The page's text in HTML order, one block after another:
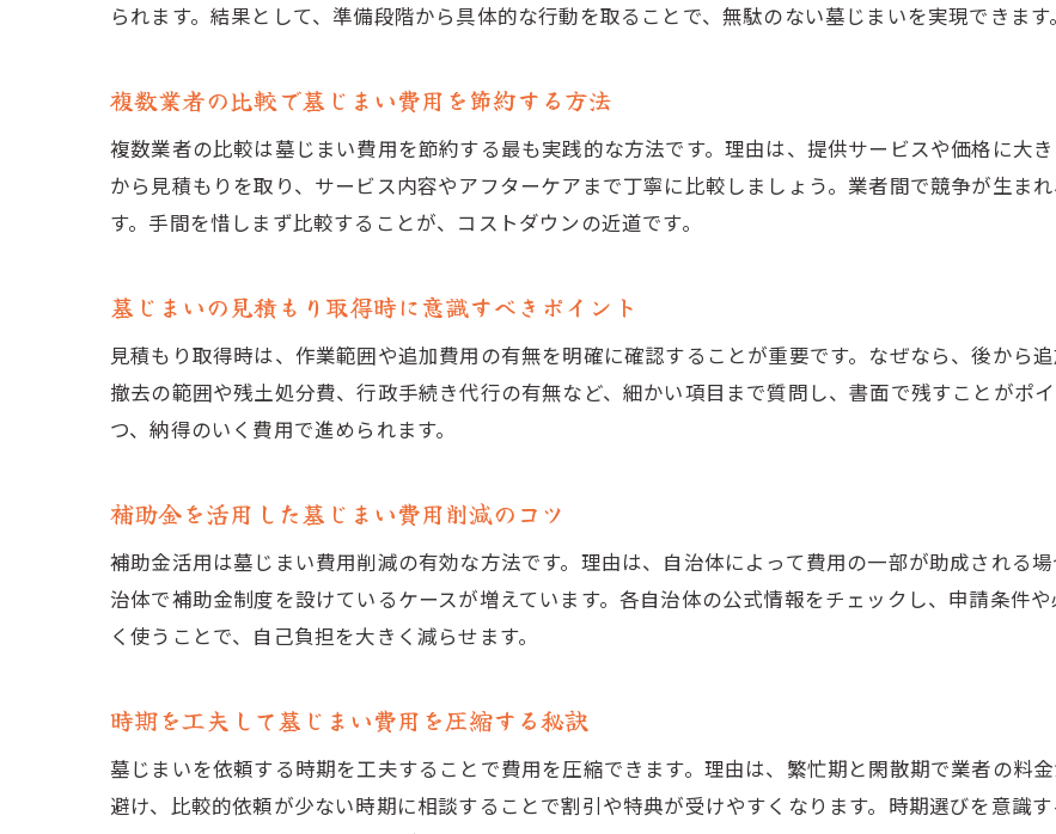
墓じまい補助金申請でよくある疑問と対策
墓じまいを安く済ませたい方への実践ポイント
墓じまい費用を安く済ませる具体的な手順
書類手続きを自分で行い費用を抑える方法
墓じまい業者の選び方で差が出る節約術
家族で協力し墓じまい費用を分担する工夫
口コミや体験談から学ぶ墓じまい安価対策
費用負担を軽減する愛知県の墓じまい最新情報
墓じまい費用の相場と今後の傾向を分析
愛知県で注目される墓じまい費用節約術
必要書類と申請手順で費用を抑える方法
墓じまい業者への依頼から完了までの流れ
られます。結果として、準備段階から具体的な行動を取ることで、無駄のない墓じまいを実現できます。
複数業者の比較で墓じまい費用を節約する方法
複数業者の比較は墓じまい費用を節約する最も実践的な方法です。理由は、提供サービスや価格に大
から見積もりを取り、サービス内容やアフターケアまで丁寧に比較しましょう。業者間で競争が生ま
す。手間を惜しまず比較することが、コストダウンの近道です。
墓じまいの見積もり取得時に意識すべきポイント
見積もり取得時は、作業範囲や追加費用の有無を明確に確認することが重要です。なぜなら、後から
撤去の範囲や残土処分費、行政手続き代行の有無など、細かい項目まで質問し、書面で残すことがポ
つ、納得のいく費用で進められます。
補助金を活用した墓じまい費用削減のコツ
補助金活用は墓じまい費用削減の有効な方法です。理由は、自治体によって費用の一部が助成される
治体で補助金制度を設けているケースが増えています。各自治体の公式情報をチェックし、申請条件
く使うことで、自己負担を大きく減らせます。
時期を工夫して墓じまい費用を圧縮する秘訣
墓じまいを依頼する時期を工夫することで費用を圧縮できます。理由は、繁忙期と閑散期で業者の料
避け、比較的依頼が少ない時期に相談することで割引や特典が受けやすくなります。時期選びを意識